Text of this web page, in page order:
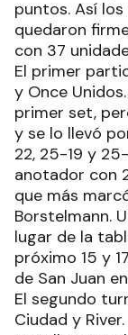
puntos. Así
quedaron
con 37
El primer
y Once
primer set,
y se lo llevó
22, 25-19 y
anotador con
que más
Borstelmann.
lugar de la
próximo 15 y
de San Juan
El segundo
Ciudad y